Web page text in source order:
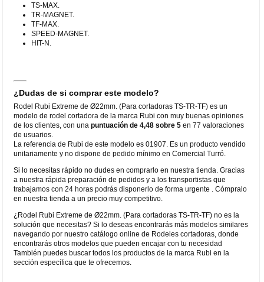
TS-MAX.
TR-MAGNET.
TF-MAX.
SPEED-MAGNET.
HIT-N.
¿Dudas de si comprar este modelo?
Rodel Rubi Extreme de Ø22mm. (Para cortadoras TS-TR-TF) es un
modelo de rodel cortadora de la marca Rubi con muy buenas opiniones
de los clientes, con unapuntuación de 4,48 sobre 5 en 77 valoraciones
de usuarios.
La referencia de Rubi de este modelo es 01907. Es un producto vendido
unitariamente y no dispone de pedido mínimo en Comercial Turró.
Si lo necesitas rápido no dudes en comprarlo en nuestra tienda. Gracias
a nuestra rápida preparación de pedidos y a los transportistas que
trabajamos con 24 horas podrás disponerlo de forma urgente . Cómpralo
en nuestra tienda a un precio muy competitivo.
¿Rodel Rubi Extreme de Ø22mm. (Para cortadoras TS-TR-TF) no es la
solución que necesitas? Si lo deseas encontrarás más modelos similares
navegando por nuestro catálogo online de Rodeles cortadoras, donde
encontrarás otros modelos que pueden encajar con tu necesidad
También puedes buscar todos los productos de la marca Rubi en la
sección específica que te ofrecemos.